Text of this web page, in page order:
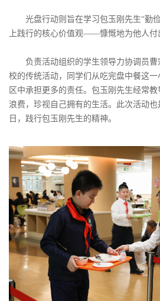
光盘行动则旨在学习包玉刚先生“勤
上践行的核心价值观——慷慨地为他人付
负责活动组织的学生领导力协调员
校的传统活动，同学们从吃完盘中餐这
区中承担更多的责任。包玉刚先生经常
浪费，珍视自己拥有的生活。此次活动
日，践行包玉刚先生的精神。